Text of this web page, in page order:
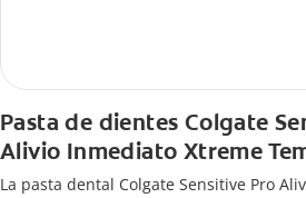
Pasta de dientes Colgate
Alivio Inmediato Xtreme
La pasta dental Colgate Sensitive Pro